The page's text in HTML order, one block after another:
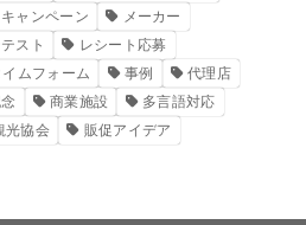
ャンペーン
メーカー
スト
レシート応募
イムフォーム 事例
代理店
商業施設
多言語対応
光協会 販促アイデア